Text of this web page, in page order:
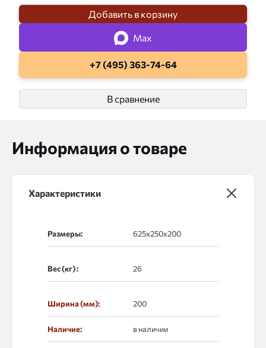
Добавить в корзину
Max
+7 (495) 363-74-64
В сравнение
Информация о товаре
Характеристики
Размеры:
Вес (кг) :
Ширина (мм): 200
Наличие: в наличии